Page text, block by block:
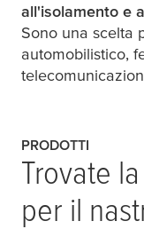
all'isolamento e
Sono una scelta
automobilistico,
PRODOTTI
Trovate
per il